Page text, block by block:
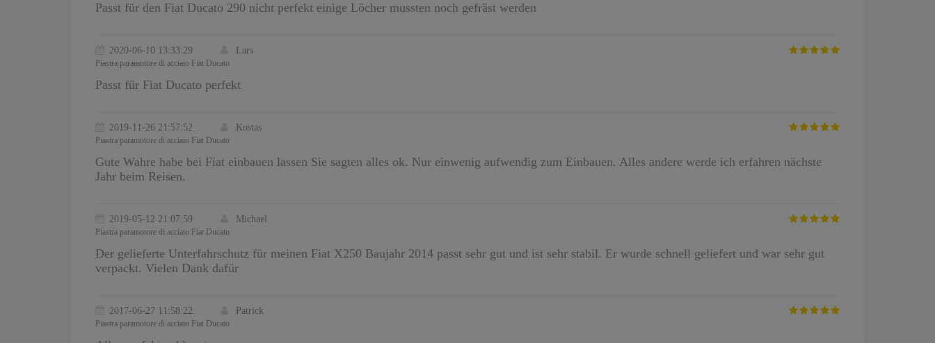
Passt für den Fiat Ducato 290 nicht perfekt einige Löcher mussten noch gefräst werden
2020-06-10 13:33:29 Lars
Piastra paramotore di acciaio Fiat Ducato
Passt für Fiat Ducato perfekt
2019-11-26 21:57:52 Kostas
Piastra paramotore di acciaio Fiat Ducato
Gute Wahre habe bei Fiat einbauen lassen Sie sagten alles ok. Nur einwenig aufwendig zum Einbauen. Alles andere werde ich erfahren nächste
Jahr beim Reisen.
2019-05-12 21:07:59 Michael
Piastra paramotore di acciaio Fiat Ducato
Der gelieferte Unterfahrschutz für meinen Fiat X250 Baujahr 2014 passt sehr gut und ist sehr stabil. Er wurde schnell geliefert und war sehr gut
verpackt. Vielen Dank dafür
2017-06-27 11:58:22 Patrick
Piastra paramotore di acciaio Fiat Ducato